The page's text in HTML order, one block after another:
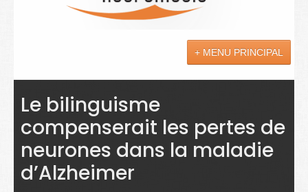
+ MENU PRINCIPAL
Actualités
Sciences
Maladies
Soins
Le bilinguisme
compenserait les pertes de
neurones dans la maladie
d’Alzheimer